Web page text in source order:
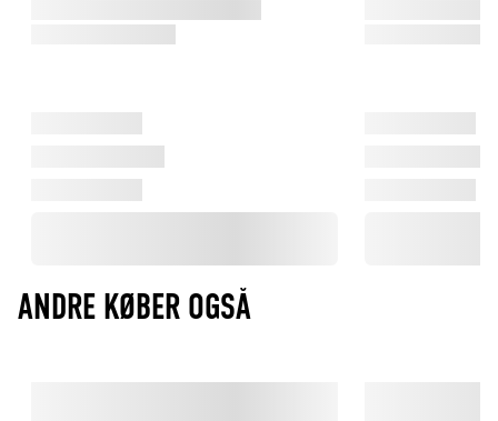
ANDRE KØBER OGSÅ